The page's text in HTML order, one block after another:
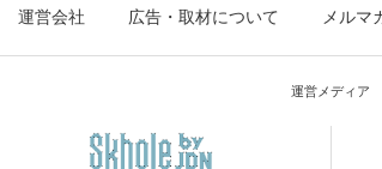
運営会社 広告・取材について メルマ
運営メディア